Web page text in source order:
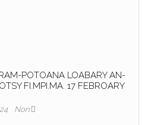
POTOANA LOABARY AN-
FI.MPI.MA. 17 FEBROARY
Non